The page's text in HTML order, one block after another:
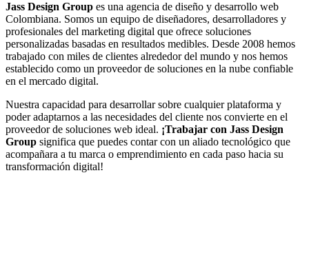
Jass Design Group es una agencia de diseño y desarrollo web
Colombiana. Somos un equipo de diseñadores, desarrolladores y
profesionales del marketing digital que ofrece soluciones
personalizadas basadas en resultados medibles. Desde 2008 hemos
trabajado con miles de clientes alrededor del mundo y nos hemos
establecido como un proveedor de soluciones en la nube confiable
en el mercado digital.
Nuestra capacidad para desarrollar sobre cualquier plataforma y
poder adaptarnos a las necesidades del cliente nos convierte en el
proveedor de soluciones web ideal. ¡Trabajar con Jass Design
Group significa que puedes contar con un aliado tecnológico que
acompañara a tu marca o emprendimiento en cada paso hacia su
transformación digital!